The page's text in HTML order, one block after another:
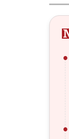
•
•